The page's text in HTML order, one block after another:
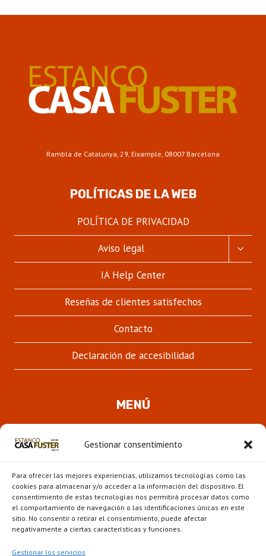
Gestionar consentimiento
Para ofrecer las mejores experiencias, utilizamos tecnologías como las
cookies para almacenar y/o acceder a la información del dispositivo. El
consentimiento de estas tecnologías nos permitirá procesar datos como
el comportamiento de navegación o las identificaciones únicas en este
sitio. No consentir o retirar el consentimiento, puede afectar
negativamente a ciertas características y funciones.
Gestionar los servicios
Rambla de Catalunya, 29, Eixample, 08007 Barcelona
POLÍTICAS DE LA WEB
POLÍTICA DE PRIVACIDAD
Aviso legal
IA Help Center
Reseñas de clientes satisfechos
Contacto
Declaración de accesibilidad
MENÚ
HIJO
Novedades
Escaparate